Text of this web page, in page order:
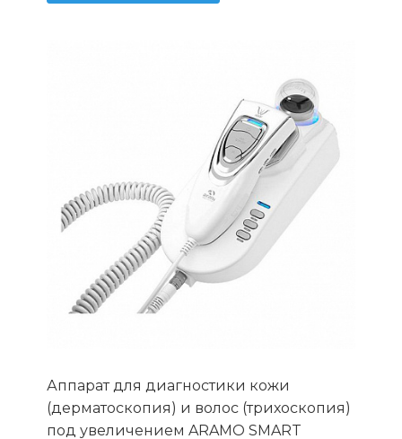
Аппарат для диагностики кожи
(дерматоскопия) и волос (трихоскопия)
под увеличением ARAMO SMART